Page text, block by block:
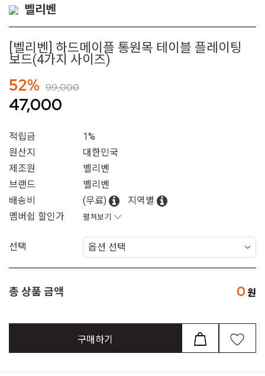
벨리벤
[벨리벤] 하드메이플 통원목 테이블 플레이팅
보드(4가지 사이즈)
52% 99,000
47,000
적립금
1%
원산지
대한민국
제조원
벨리벤
브랜드
벨리벤
배송비
(무료)
지역별
멤버쉽 할인가
펼쳐보기
선택
총 상품 금액 0
구매하기